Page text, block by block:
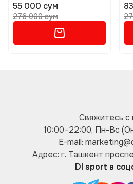
55 000 сум
276 000 сум
Свяжитесь с
10:00–22:00, Пн-Вс
E-mail:
Адрес: г. Ташкент
DI sport в